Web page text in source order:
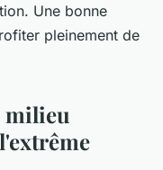
Une bonne
pleinement de
milieu